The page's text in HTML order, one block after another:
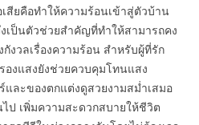
สียคือทำให้ความร้อนเข้าสู่ตัวบ้าน
เป็นตัวช่วยสำคัญที่ทำให้สามารถคง
งวลเรื่องความร้อน สำหรับผู้ที่รัก
งแสงยังช่วยควบคุมโทนแสง
และของตกแต่งดูสวยงามสม่ำเสมอ
ป เพิ่มความสะดวกสบายให้ชีวิต